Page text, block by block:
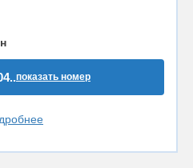
показать номер